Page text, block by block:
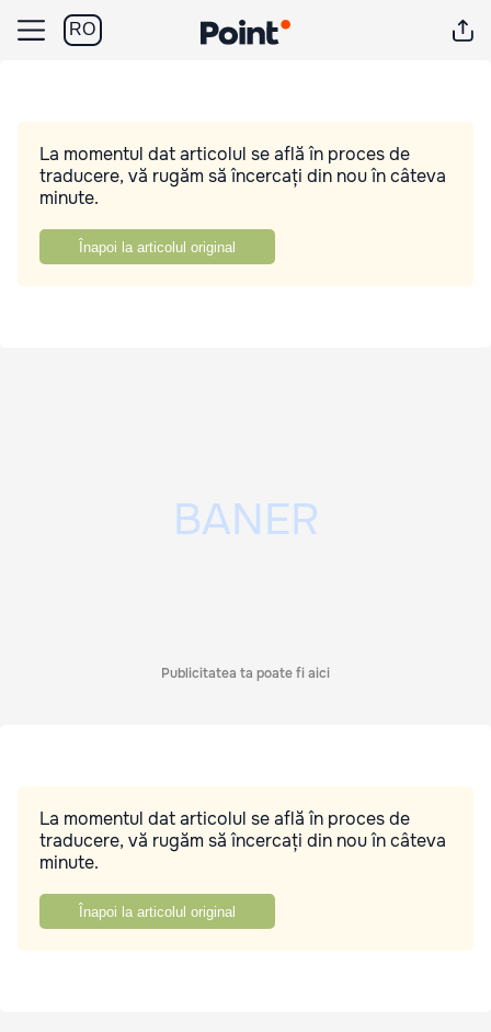
RO
La momentul dat articolul se află în proces de
traducere, vă rugăm să încercați din nou în câteva
minute.
Înapoi la articolul original
Publicitatea ta poate fi aici
La momentul dat articolul se află în proces de
traducere, vă rugăm să încercați din nou în câteva
minute.
Înapoi la articolul original